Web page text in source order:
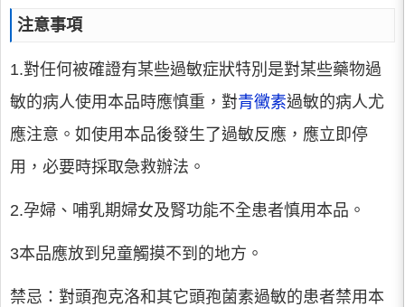
注意事項
1.對任何被確證有某些過敏症狀特別是對某些藥物過
敏的病人使用本品時應慎重，對青黴素過敏的病人尤
應注意。如使用本品後發生了過敏反應，應立即停
用，必要時採取急救辦法。
2.孕婦、哺乳期婦女及腎功能不全患者慎用本品。
3本品應放到兒童觸摸不到的地方。
禁忌：對頭孢克洛和其它頭孢菌素過敏的患者禁用本